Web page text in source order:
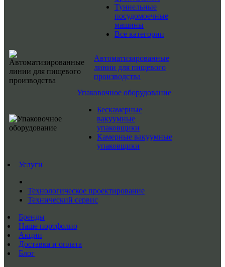
Туннельные
посудомоечные
машины
Все категории
Автоматизированные
линии для пищевого
производства
Упаковочное оборудование
Бескамерные
вакуумные
упаковщики
Камерные вакуумные
упаковщики
Услуги
Технологическое проектирование
Технический сервис
Бренды
Наше портфолио
Акции
Доставка и оплата
Блог